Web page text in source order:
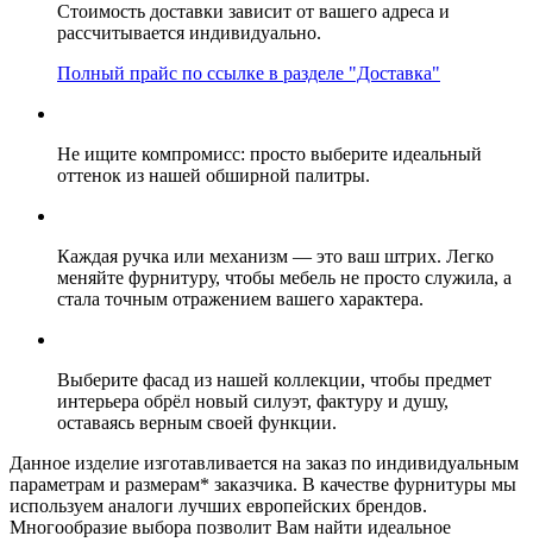
Стоимость доставки зависит от вашего адреса и
рассчитывается индивидуально.
Полный прайс по ссылке в разделе "Доставка"
Не ищите компромисс: просто выберите идеальный
оттенок из нашей обширной палитры.
Каждая ручка или механизм — это ваш штрих. Легко
меняйте фурнитуру, чтобы мебель не просто служила, а
стала точным отражением вашего характера.
Выберите фасад из нашей коллекции, чтобы предмет
интерьера обрёл новый силуэт, фактуру и душу,
оставаясь верным своей функции.
Данное изделие изготавливается на заказ по индивидуальным
параметрам и размерам* заказчика. В качестве фурнитуры мы
используем аналоги лучших европейских брендов.
Многообразие выбора позволит Вам найти идеальное